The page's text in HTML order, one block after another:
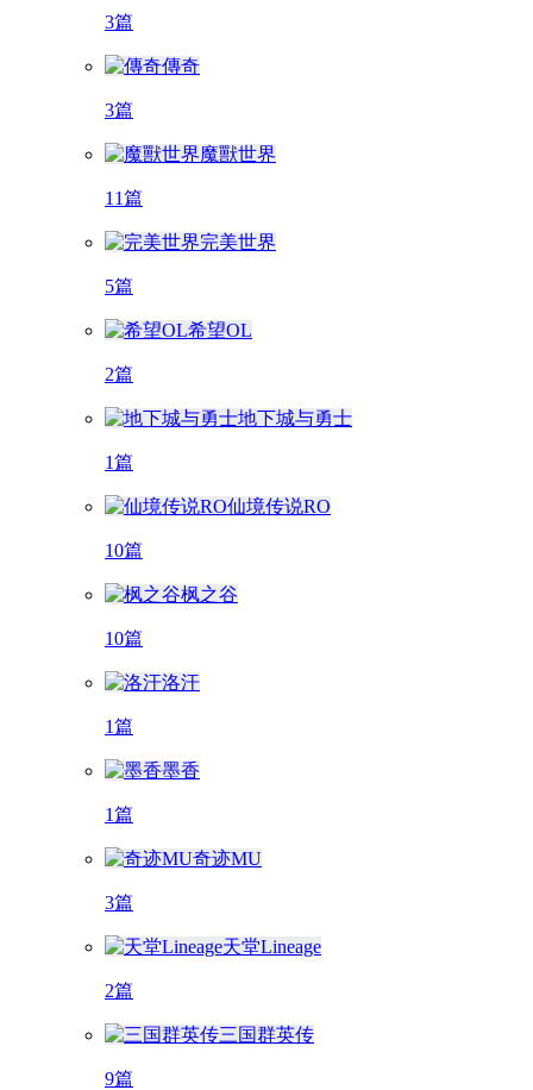
3篇
傳奇
3篇
魔獸世界
11篇
完美世界
5篇
希望OL
2篇
地下城与勇士
1篇
仙境传说RO
10篇
枫之谷
10篇
洛汗
1篇
墨香
1篇
奇迹MU
3篇
天堂Lineage
2篇
三国群英传
9篇